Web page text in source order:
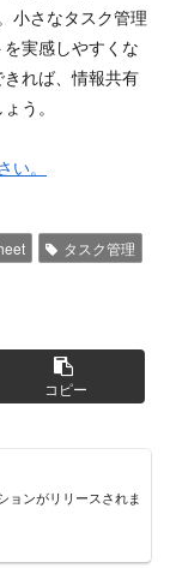
小さなタスク管理
実感しやすくな
れば、情報共有
う。
。
タスク管理
コピー
ョンがリリースされま